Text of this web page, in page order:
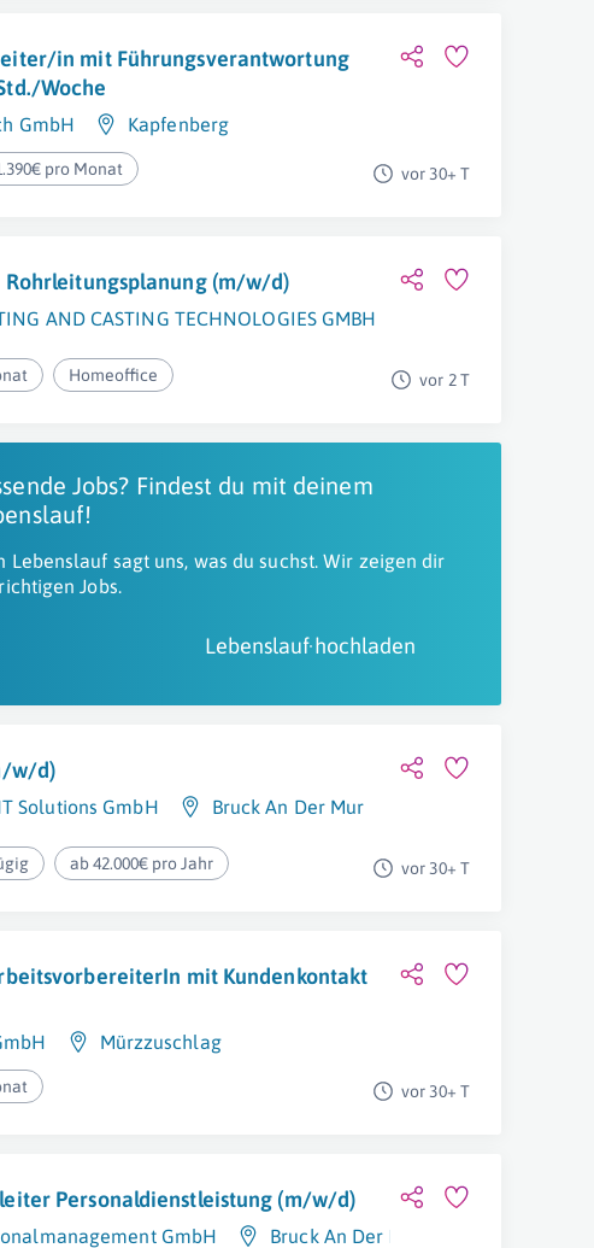
in mit Führungsverantwortung
Woche
GmbH Kapfenberg
pro Monat vor 30+ T
(m/w/d)
AND CASTING TECHNOLOGIES GMBH
Homeoffice vor 2 T
Jobs? Findest du mit deinem
Lebenslauf sagt uns, was du suchst. Wir zeigen dir
Jobs.
Lebenslauf hochladen
w/d)
Solutions GmbH Bruck An Der Mur
ab 42.000€ pro Jahr vor 30+ T
mit Kundenkontakt
Mürzzuschlag
vor 30+ T
Personaldienstleistung (m/w/d)
GmbH Bruck An Der Mur